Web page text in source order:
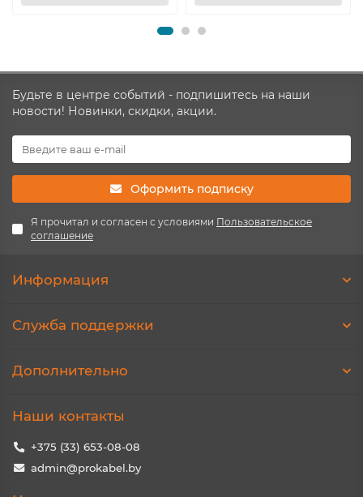
Будьте в центре событий - подпишитесь на наши
новости! Новинки, скидки, акции.
Оформить подписку
Я прочитал и согласен с условиями Пользовательское
соглашение
Информация
Служба поддержки
Дополнительно
Наши контакты
+375 (33) 653-08-08
admin@prokabel.by